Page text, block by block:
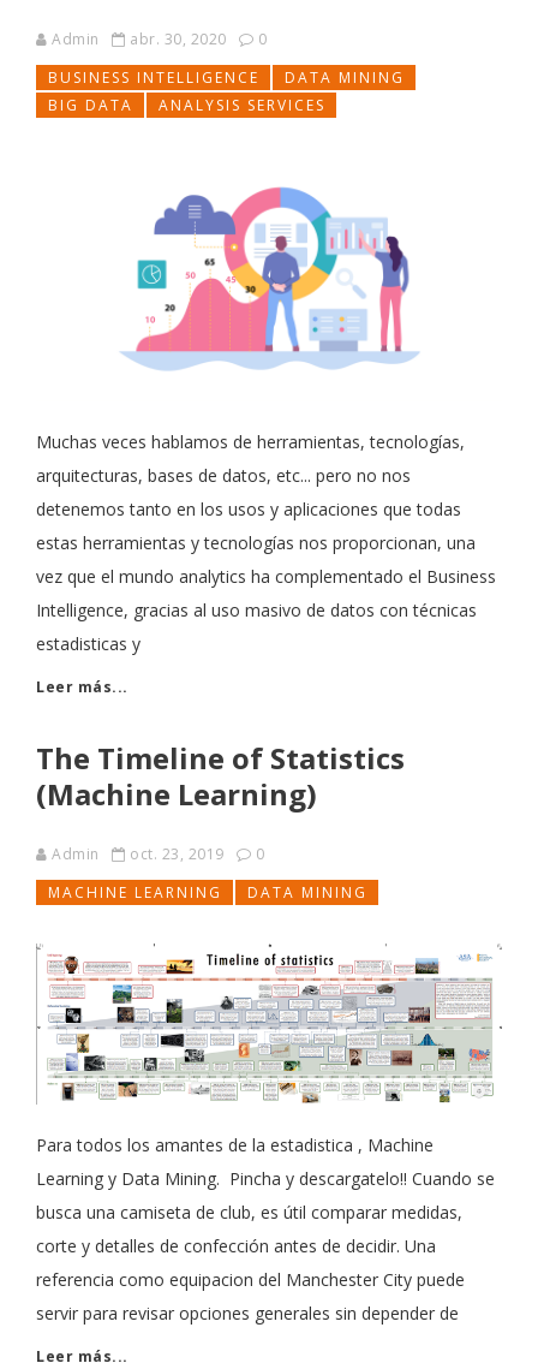
Admin abr. 30, 2020
0
BUSINESS INTELLIGENCE
DATA MINING
BIG DATA
ANALYSIS SERVICES
Muchas veces hablamos de herramientas, tecnologías,
arquitecturas, bases de datos, etc... pero no nos
detenemos tanto en los usos y aplicaciones que todas
estas herramientas y tecnologías nos proporcionan, una
vez que el mundo analytics ha complementado el Business
Intelligence, gracias al uso masivo de datos con técnicas
estadisticas y
Leer más...
The Timeline of Statistics
(Machine Learning)
Admin oct. 23, 2019
0
MACHINE LEARNING
DATA MINING
Para todos los amantes de la estadistica , Machine
Learning y Data Mining. Pincha y descargatelo!! Cuando se
busca una camiseta de club, es útil comparar medidas,
corte y detalles de confección antes de decidir. Una
referencia como equipacion del Manchester City puede
servir para revisar opciones generales sin depender de
Leer más...